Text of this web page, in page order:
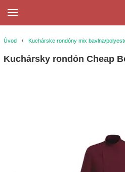
Úvod / Kuchárske rondóny mix bavlna/
Kuchársky rondón Cheap